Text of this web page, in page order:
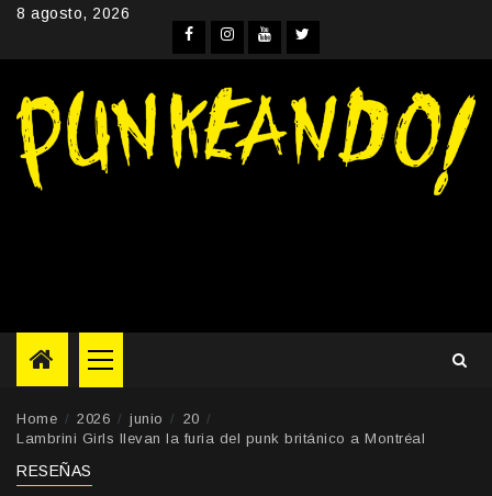
Skip8 agosto, 2026
Facebook
Instagram
YouTube
Twitter
Primary
Menu
Home 2026 junio
20
Lambrini Girls llevan la furia del punk británico a Montréal
RESEÑAS